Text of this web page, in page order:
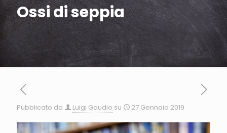
Ossi di seppia
Pubblicato da Luigi Gaudio su 27 Gennaio 2019